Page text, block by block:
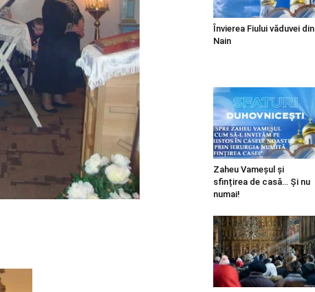
Învierea Fiului văduvei din
Nain
Zaheu Vameșul și
sfințirea de casă… Și nu
numai!